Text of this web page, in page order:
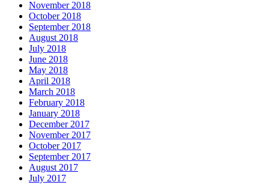
November 2018
October 2018
September 2018
August 2018
July 2018
June 2018
May 2018
April 2018
March 2018
February 2018
January 2018
December 2017
November 2017
October 2017
September 2017
August 2017
July 2017